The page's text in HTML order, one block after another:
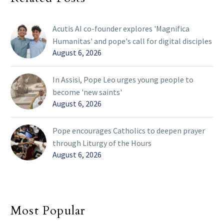
Acutis AI co-founder explores 'Magnifica
Humanitas' and pope's call for digital disciples
August 6, 2026
In Assisi, Pope Leo urges young people to
become 'new saints'
August 6, 2026
Pope encourages Catholics to deepen prayer
through Liturgy of the Hours
August 6, 2026
Most Popular